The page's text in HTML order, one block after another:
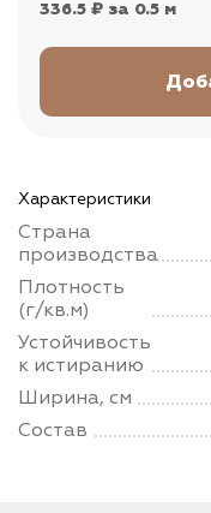
336.5 ₽ за 0.5 м
Характеристики
Страна
производства
Плотность
(г/кв.м)
Устойчивость
к истиранию
Ширина, см
Состав